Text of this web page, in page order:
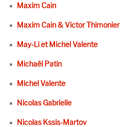
Maxim Cain
Maxim Cain & Victor Thimonier
May-Li et Michel Valente
Michaël Patin
Michel Valente
Nicolas Gabrielle
Nicolas Kssis-Martov